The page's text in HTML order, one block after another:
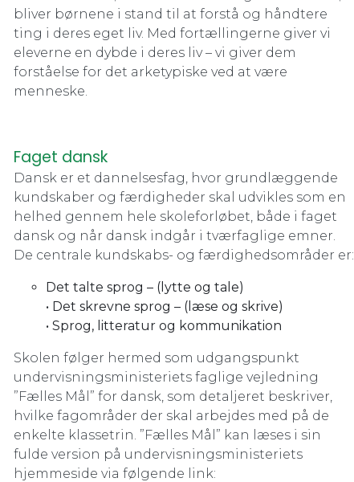
bliver børnene i stand til at forstå og håndtere
ting i deres eget liv. Med fortællingerne giver vi
eleverne en dybde i deres liv – vi giver dem
forståelse for det arketypiske ved at være
menneske.
Faget dansk
Dansk er et dannelsesfag, hvor grundlæggende
kundskaber og færdigheder skal udvikles som en
helhed gennem hele skoleforløbet, både i faget
dansk og når dansk indgår i tværfaglige emner.
De centrale kundskabs- og færdighedsområder er:
Det talte sprog – (lytte og tale)
• Det skrevne sprog – (læse og skrive)
• Sprog, litteratur og kommunikation
Skolen følger hermed som udgangspunkt
undervisningsministeriets faglige vejledning
”Fælles Mål” for dansk, som detaljeret beskriver,
hvilke fagområder der skal arbejdes med på de
enkelte klassetrin. ”Fælles Mål” kan læses i sin
fulde version på undervisningsministeriets
hjemmeside via følgende link: